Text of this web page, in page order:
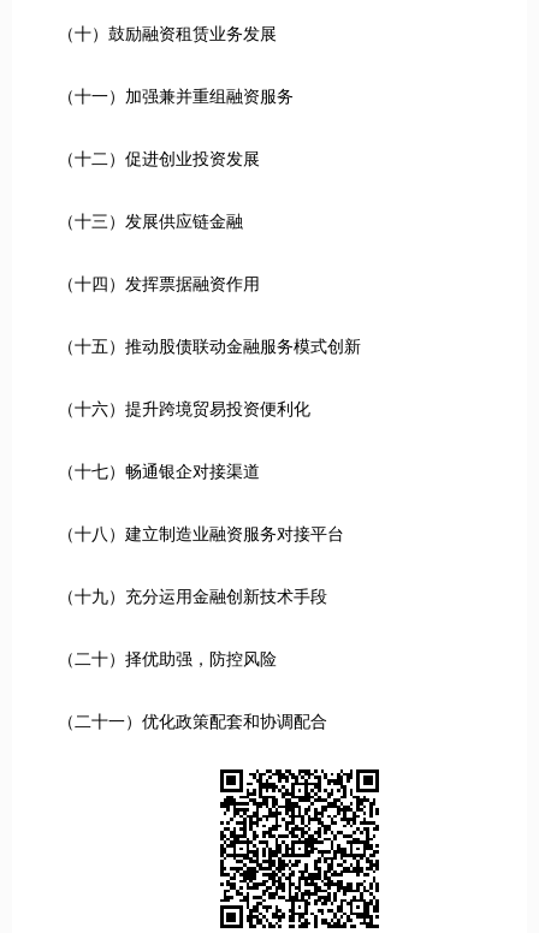
（十）鼓励融资租赁业务发展
（十一）加强兼并重组融资服务
（十二）促进创业投资发展
（十三）发展供应链金融
（十四）发挥票据融资作用
（十五）推动股债联动金融服务模式创新
（十六）提升跨境贸易投资便利化
（十七）畅通银企对接渠道
（十八）建立制造业融资服务对接平台
（十九）充分运用金融创新技术手段
（二十）择优助强，防控风险
（二十一）优化政策配套和协调配合